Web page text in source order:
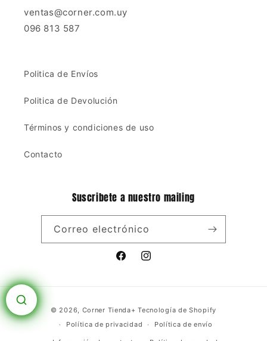
ventas@corner.com.uy
096 813 587
Politica de Envíos
Politica de Devolución
Términos y condiciones de uso
Contacto
Suscribete a nuestro mailing
Correo electrónico
FacebookInstagram
de
© 2026, Corner Tienda+ Tecnología de Shopify
Política de privacidad
Política de envío